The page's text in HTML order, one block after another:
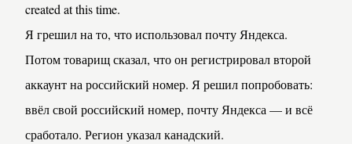
created at this time.
Я грешил на то, что использовал почту Яндекса.
Потом товарищ сказал, что он регистрировал второй
аккаунт на российский номер. Я решил попробовать:
ввёл свой российский номер, почту Яндекса — и всё
сработало. Регион указал канадский.